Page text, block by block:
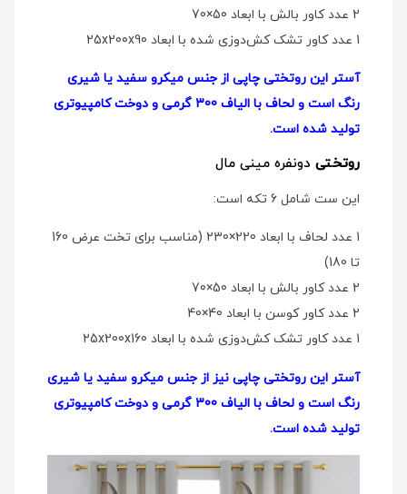
2 عدد کاور بالش با ابعاد 50×70
1 عدد کاور تشک کش‌دوزی شده با ابعاد 25x200x90
آستر این روتختی چاپی از جنس میکرو سفید یا شیری
رنگ است و لحاف با الیاف 300 گرمی و دوخت کامپیوتری
تولید شده است.
روتختی دو‌نفره مینی مال
این ست شامل 6 تکه است:
1 عدد لحاف با ابعاد 220×230 (مناسب برای تخت عرض 160
تا 180)
2 عدد کاور بالش با ابعاد 50×70
2 عدد کاور کوسن با ابعاد 40×40
1 عدد کاور تشک کش‌دوزی شده با ابعاد 25x200x160
آستر این روتختی چاپی نیز از جنس میکرو سفید یا شیری
رنگ است و لحاف با الیاف 300 گرمی و دوخت کامپیوتری
تولید شده است.